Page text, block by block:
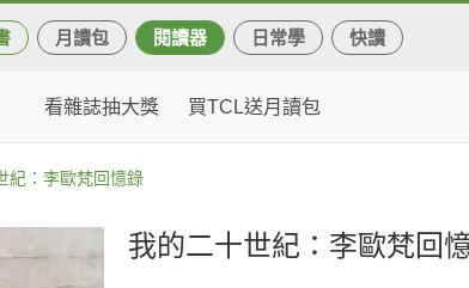
月讀包 閱讀器 日常學 快讀
看雜誌抽大獎 買TCL送月讀包
紀：李歐梵回憶錄
我的二十世紀：李歐梵回